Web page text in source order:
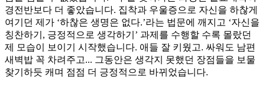
경전반보다 더 좋았습니다. 집착과 우울증으로 자신을 하찮게
여기던 제가 ‘하찮은 생명은 없다.’라는 법문에 깨지고 ‘자신을
칭찬하기, 긍정적으로 생각하기’ 과제를 수행할 수록 몰랐던
제 모습이 보이기 시작했습니다. 애들 잘 키웠고. 싸워도 남편
새벽밥 꼭 차려주고... 그동안은 생각지 못했던 장점들을 보물
찾기하듯 캐며 점점 더 긍정적으로 바뀌었습니다.